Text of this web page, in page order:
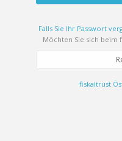
Falls Sie Ihr Passwort
Möchten Sie sich beim
fiskaltrust